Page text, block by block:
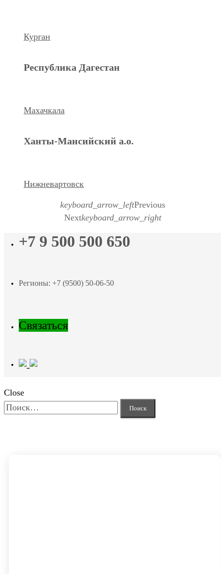
Курган
Республика Дагестан
Махачкала
Ханты-Мансийский а.о.
Нижневартовск
keyboard_arrow_leftPrevious
Nextkeyboard_arrow_right
+7 9 500 500 650
Регионы: +7 (9500) 50-06-50
Связаться
Close
Найти: